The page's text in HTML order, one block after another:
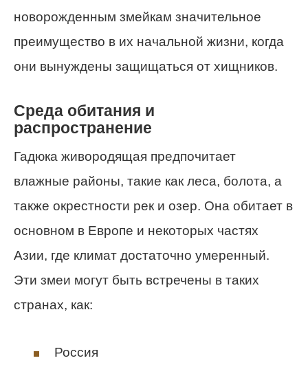
новорожденным змейкам значительное
преимущество в их начальной жизни, когда
они вынуждены защищаться от хищников.
Среда обитания и
распространение
Гадюка живородящая предпочитает
влажные районы, такие как леса, болота, а
также окрестности рек и озер. Она обитает в
основном в Европе и некоторых частях
Азии, где климат достаточно умеренный.
Эти змеи могут быть встречены в таких
странах, как:
Россия